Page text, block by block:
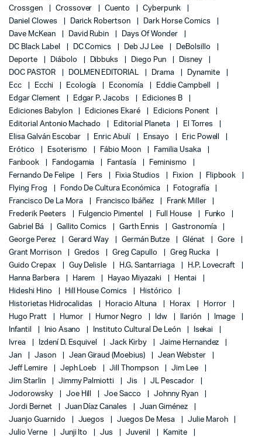
Crossgen
Crossover Cuento
Cyberpunk
Daniel Clowes
Darick Robertson
Dark Horse Comics
Dave McKean
David Rubin
Days Of Wonder
DC Black Label
DC Comics Deb JJ Lee
DeBolsillo
Deporte
Diábolo Dibbuks Diego Pun
Disney
DOC PASTOR
DOLMEN EDITORIAL Drama
Dynamite
Ecc
Ecchi Ecología Economía
Eddie Campbell
Edgar Clement
Edgar P. Jacobs
Ediciones B
Ediciones Babylon
Ediciones Ekaré
Edicions Ponent
Editorial Antonio Machado
Editorial Planeta
El Torres
Elisa Galván Escobar
Enric Abulí Ensayo
Eric Powell
Erótico
Esoterismo Fábio Moon
Familia Usaka
Fanbook
Fandogamia Fantasía
Feminismo
Fernando De Felipe
Fers Fixia Studios Fixion
Flipbook
Flying Frog
Fondo De Cultura Económica
Fotografía
Francisco De La Mora
Francisco Ibáñez
Frank Miller
Frederik Peeters
Fulgencio Pimentel Full House
Funko
Gabriel Bá
Gallito Comics Garth Ennis
Gastronomía
George Perez
Gerard Way Germán Butze Glénat
Gore
Grant Morrison
Gredos Greg Capullo
Greg Rucka
Guido Crepax
Guy Delisle H.G. Santarriaga
H.P. Lovecraft
Hanna Barbera
Harem Hayao Miyazaki
Hentai
Hideshi Hino
Hill House Comics
Histórico
Historietas Hidrocalidas
Horacio Altuna Horax
Horror
Hugo Pratt
Humor Humor Negro Idw Ilarión
Image
Infantil
Inio Asano Instituto Cultural De León
Isekai
Ivrea
Izdení D. Esquivel Jack Kirby
Jaime Hernandez
Jan
Jason Jean Giraud (Moebius)
Jean Webster
Jeff Lemire
Jeph Loeb Jill Thompson
Jim Lee
Jim Starlin
Jimmy Palmiotti Jis
JL Pescador
Jodorowsky
Joe Hill Joe Sacco
Johnny Ryan
Jordi Bernet
Juan Díaz Canales
Juan Giménez
Juanjo Guarnido
Juegos Juegos De Mesa
Julie Maroh
Julio Verne
Junji Ito Jus Juvenil
Kamite